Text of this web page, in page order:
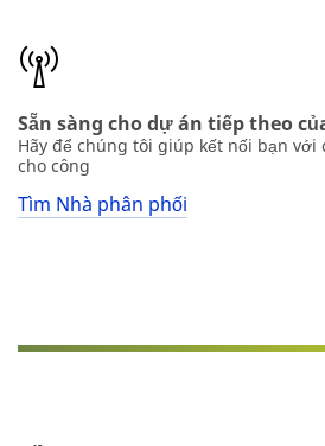
Sẵn sàng cho dự án tiếp theo
Hãy để chúng tôi giúp kết nối bạn
cho công
Tìm Nhà phân phối